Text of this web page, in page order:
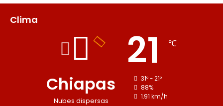
Clima
Chiapas
Nubes dispersas
21 ℃
31º - 21º
88%
1.91 km/h